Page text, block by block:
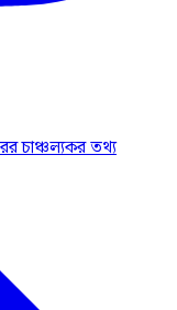
চাঞ্চল্যকর তথ্য